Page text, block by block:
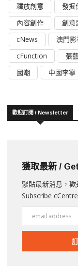
釋放創意
發掘
內容創作
創意
cNews
澳門
cFunction
張
國潮
中國李寧
歡迎訂閱 / Newsletter
獲取最新 /
緊貼最新消息，
Subscribe